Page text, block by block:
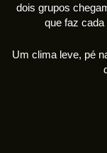
dois grupos
que faz cada
Um clima leve, pé